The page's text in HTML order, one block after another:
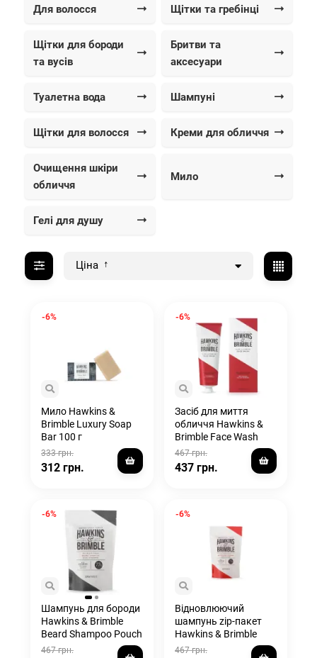
Для волосся Щітки та гребінці
Щітки для бороди
та вусів
Бритви та
аксесуари
Туалетна вода Шампуні
Щітки для волосся Креми для обличчя
Очищення шкіри
обличчя
Мило
Гелі для душу
Ціна
-6%
Мило Hawkins &
Brimble Luxury Soap
Bar 100 г
333 грн.
312 грн.
-6%
Засіб для миття
обличчя Hawkins &
Brimble Face Wash
150 мл
467 грн.
437 грн.
-6%
Шампунь для бороди
Hawkins & Brimble
Beard Shampoo Pouch
300мл
467 грн.
-6%
Відновлюючий
шампунь zip-пакет
Hawkins & Brimble
Revitalising Shampoo
467 грн.